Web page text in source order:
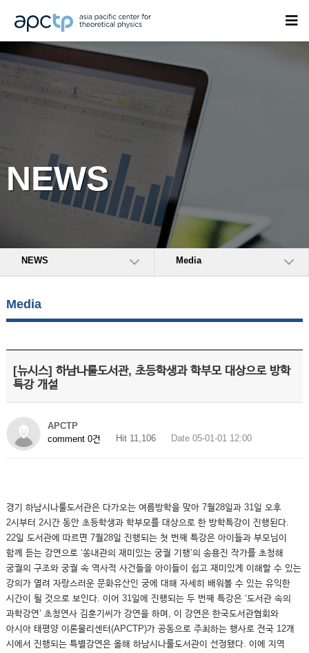
NEWS
NEWS Media
Media
[뉴시스] 하남나룰도서관, 초등학생과 학부모 대상으로 방학
특강 개설
APCTP
comment 0건
Hit 11,106 Date 05-01-01 12:00
경기 하남시나룰도서관은 다가오는 여름방학을 맞아 7월28일과 31일 오후
2시부터 2시간 동안 초등학생과 학부모를 대상으로 한 방학특강이 진행된다.
22일 도서관에 따르면 7월28일 진행되는 첫 번째 특강은 아이들과 부모님이
함께 듣는 강연으로 ‘쏭내관의 재미있는 궁궐 기행’의 송용진 작가를 초청해
궁궐의 구조와 궁궐 속 역사적 사건들을 아이들이 쉽고 재미있게 이해할 수 있는
강의가 열려 자랑스러운 문화유산인 궁에 대해 자세히 배워볼 수 있는 유익한
시간이 될 것으로 보인다. 이어 31일에 진행되는 두 번째 특강은 ‘도서관 속의
과학강연’ 초청연사 김훈기씨가 강연을 하며, 이 강연은 한국도서관협회와
아시아 태평양 이론물리센터(APCTP)가 공동으로 주최하는 행사로 전국 12개
시에서 진행되는 특별강연은 올해 하남시나룰도서관이 선정됐다. 이에 지역